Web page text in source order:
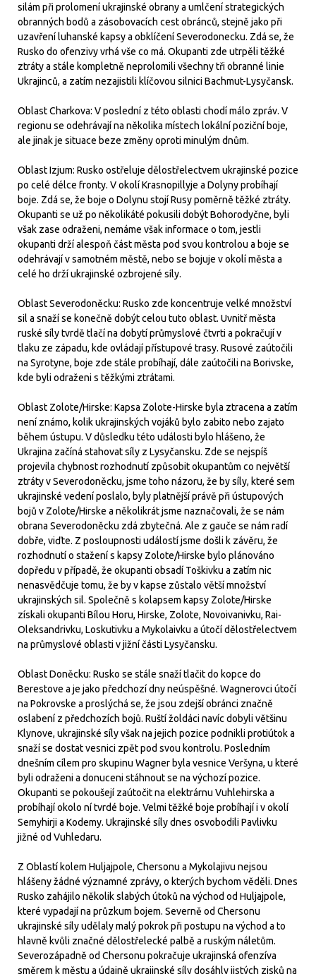
silám při prolomení ukrajinské obrany a umlčení strategických
obranných bodů a zásobovacích cest obránců, stejně jako při
uzavření luhanské kapsy a obklíčení Severodonecku. Zdá se, že
Rusko do ofenzivy vrhá vše co má. Okupanti zde utrpěli těžké
ztráty a stále kompletně neprolomili všechny tři obranné linie
Ukrajinců, a zatím nezajistili klíčovou silnici Bachmut-Lysyčansk.
Oblast Charkova: V poslední z této oblasti chodí málo zpráv. V
regionu se odehrávají na několika místech lokální poziční boje,
ale jinak je situace beze změny oproti minulým dnům.
Oblast Izjum: Rusko ostřeluje dělostřelectvem ukrajinské pozice
po celé délce fronty. V okolí Krasnopillyje a Dolyny probíhají
boje. Zdá se, že boje o Dolynu stojí Rusy poměrně těžké ztráty.
Okupanti se už po několikáté pokusili dobýt Bohorodyčne, byli
však zase odraženi, nemáme však informace o tom, jestli
okupanti drží alespoň část města pod svou kontrolou a boje se
odehrávají v samotném městě, nebo se bojuje v okolí města a
celé ho drží ukrajinské ozbrojené síly.
Oblast Severodoněcku: Rusko zde koncentruje velké množství
sil a snaží se konečně dobýt celou tuto oblast. Uvnitř města
ruské síly tvrdě tlačí na dobytí průmyslové čtvrti a pokračují v
tlaku ze západu, kde ovládají přístupové trasy. Rusové zaútočili
na Syrotyne, boje zde stále probíhají, dále zaútočili na Borivske,
kde byli odraženi s těžkými ztrátami.
Oblast Zolote/Hirske: Kapsa Zolote-Hirske byla ztracena a zatím
není známo, kolik ukrajinských vojáků bylo zabito nebo zajato
během ústupu. V důsledku této události bylo hlášeno, že
Ukrajina začíná stahovat síly z Lysyčansku. Zde se nejspíš
projevila chybnost rozhodnutí způsobit okupantům co největší
ztráty v Severodoněcku, jsme toho názoru, že by síly, které sem
ukrajinské vedení poslalo, byly platnější právě při ústupových
bojů v Zolote/Hirske a několikrát jsme naznačovali, že se nám
obrana Severodoněcku zdá zbytečná. Ale z gauče se nám radí
dobře, viďte. Z posloupnosti událostí jsme došli k závěru, že
rozhodnutí o stažení s kapsy Zolote/Hirske bylo plánováno
dopředu v případě, že okupanti obsadí Toškivku a zatím nic
nenasvědčuje tomu, že by v kapse zůstalo větší množství
ukrajinských sil. Společně s kolapsem kapsy Zolote/Hirske
získali okupanti Bílou Horu, Hirske, Zolote, Novoivanivku, Rai-
Oleksandrivku, Loskutivku a Mykolaivku a útočí dělostřelectvem
na průmyslové oblasti v jižní části Lysyčansku.
Oblast Doněcku: Rusko se stále snaží tlačit do kopce do
Berestove a je jako předchozí dny neúspěšné. Wagnerovci útočí
na Pokrovske a proslýchá se, že jsou zdejší obránci značně
oslabení z předchozích bojů. Ruští žoldáci navíc dobyli většinu
Klynove, ukrajinské síly však na jejich pozice podnikli protiútok a
snaží se dostat vesnici zpět pod svou kontrolu. Posledním
dnešním cílem pro skupinu Wagner byla vesnice Veršyna, u které
byli odraženi a donuceni stáhnout se na výchozí pozice.
Okupanti se pokoušejí zaútočit na elektrárnu Vuhlehirska a
probíhají okolo ní tvrdé boje. Velmi těžké boje probíhají i v okolí
Semyhirji a Kodemy. Ukrajinské síly dnes osvobodili Pavlivku
jižné od Vuhledaru.
Z Oblastí kolem Huljajpole, Chersonu a Mykolajivu nejsou
hlášeny žádné významné zprávy, o kterých bychom věděli. Dnes
Rusko zahájilo několik slabých útoků na východ od Huljajpole,
které vypadají na průzkum bojem. Severně od Chersonu
ukrajinské síly udělaly malý pokrok při postupu na východ a to
hlavně kvůli značné dělostřelecké palbě a ruským náletům.
Severozápadně od Chersonu pokračuje ukrajinská ofenzíva
směrem k městu a údajně ukrajinské síly dosáhly jistých zisků na